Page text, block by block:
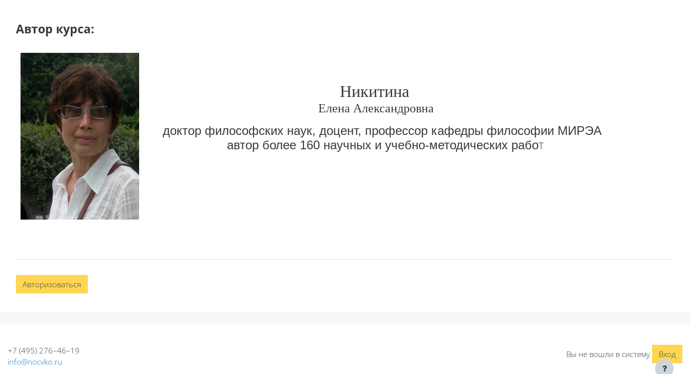
Автор курса:
Никитина
Елена Александровна
доктор философских наук, доцент, профессор кафедры философии МИРЭА
автор более 160 научных и учебно-методических работ
Авторизоваться
+7 (495) 276–46–19
info@nocvko.ru
Вы не вошли в систему Вход